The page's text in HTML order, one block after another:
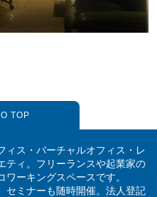
TOP
ィス・バーチャルオフィス・レ
ティ。フリーランスや起業家の
ーキングスペースです。
セミナーも随時開催。法人登記